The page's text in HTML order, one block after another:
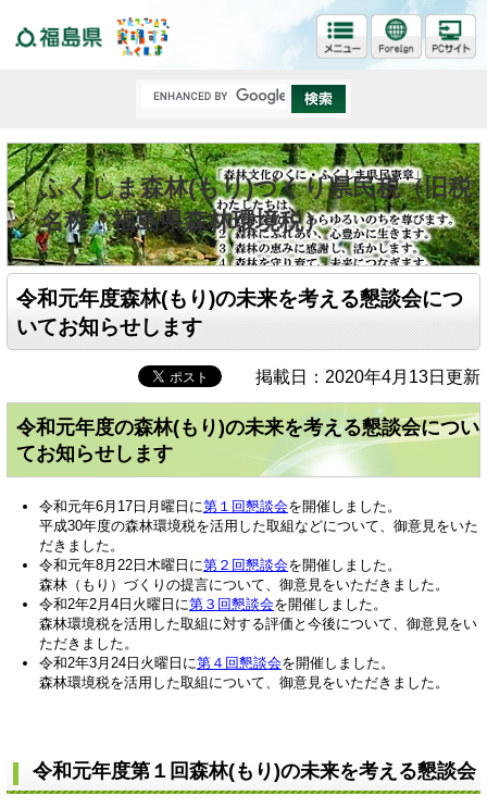
ふくしま森林(もり)づくり県民税（旧税
名称：福島県森林環境税）
令和元年度森林(もり)の未来を考える懇談会につ
いてお知らせします
掲載日：2020年4月13日更新
令和元年度の森林(もり)の未来を考える懇談会につい
てお知らせします
令和元年6月17日月曜日に第１回懇談会を開催しました。
平成30年度の森林環境税を活用した取組などについて、御意見をいた
だきました。
令和元年8月22日木曜日に第２回懇談会を開催しました。
森林（もり）づくりの提言について、御意見をいただきました。
令和2年2月4日火曜日に第３回懇談会を開催しました。
森林環境税を活用した取組に対する評価と今後について、御意見をい
ただきました。
令和2年3月24日火曜日に第４回懇談会を開催しました。
森林環境税を活用した取組について、御意見をいただきました。
令和元年度第１回森林(もり)の未来を考える懇談会